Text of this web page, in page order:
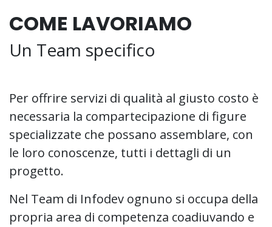
COME LAVORIAMO
Un Team specifico
Per offrire servizi di qualità al giusto costo è
necessaria la compartecipazione di figure
specializzate che possano assemblare, con
le loro conoscenze, tutti i dettagli di un
progetto.
Nel Team di Infodev ognuno si occupa della
propria area di competenza coadiuvando e